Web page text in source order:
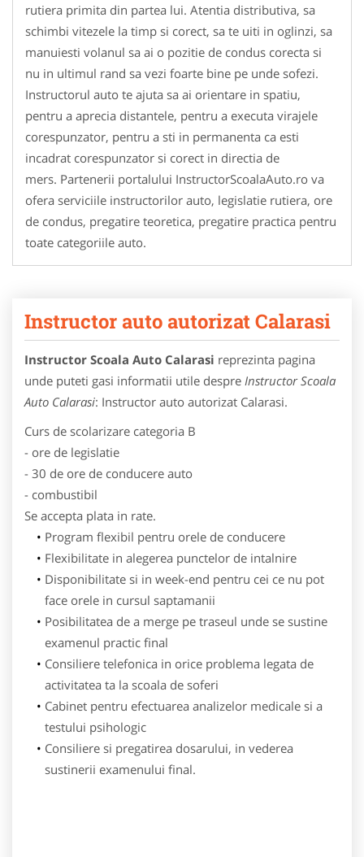
rutiera primita din partea lui. Atentia distributiva, sa
schimbi vitezele la timp si corect, sa te uiti in oglinzi, sa
manuiesti volanul sa ai o pozitie de condus corecta si
nu in ultimul rand sa vezi foarte bine pe unde sofezi.
Instructorul auto te ajuta sa ai orientare in spatiu,
pentru a aprecia distantele, pentru a executa virajele
corespunzator, pentru a sti in permanenta ca esti
incadrat corespunzator si corect in directia de
mers. Partenerii portalului InstructorScoalaAuto.ro va
ofera serviciile instructorilor auto, legislatie rutiera, ore
de condus, pregatire teoretica, pregatire practica pentru
toate categoriile auto.
Instructor auto autorizat Calarasi
Instructor Scoala Auto Calarasi reprezinta pagina
unde puteti gasi informatii utile despre Instructor Scoala
Auto Calarasi: Instructor auto autorizat Calarasi.
Curs de scolarizare categoria B
- ore de legislatie
- 30 de ore de conducere auto
- combustibil
Se accepta plata in rate.
Program flexibil pentru orele de conducere
Flexibilitate in alegerea punctelor de intalnire
Disponibilitate si in week-end pentru cei ce nu pot
face orele in cursul saptamanii
Posibilitatea de a merge pe traseul unde se sustine
examenul practic final
Consiliere telefonica in orice problema legata de
activitatea ta la scoala de soferi
Cabinet pentru efectuarea analizelor medicale si a
testului psihologic
Consiliere si pregatirea dosarului, in vederea
sustinerii examenului final.